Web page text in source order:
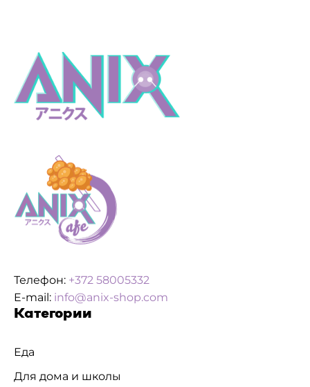
Телефон: +372 58005332
E-mail: info@anix-shop.com
Категории
Еда
Для дома и школы